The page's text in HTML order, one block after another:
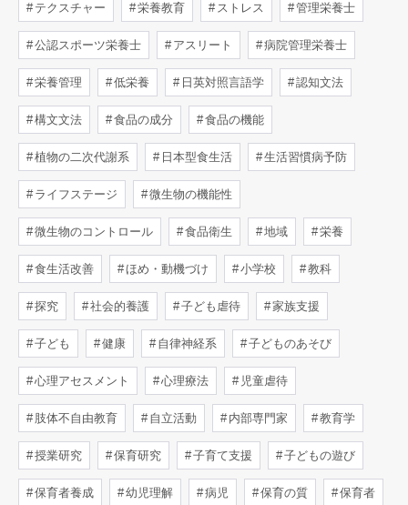
テクスチャー 栄養教育 ストレス 管理栄養士
公認スポーツ栄養士 アスリート 病院管理栄養士
栄養管理 低栄養 日英対照言語学 認知文法
構文文法 食品の成分 食品の機能
植物の二次代謝系 日本型食生活 生活習慣病予防
ライフステージ 微生物の機能性
微生物のコントロール 食品衛生 地域 栄養
食生活改善 ほめ・動機づけ 小学校 教科
探究 社会的養護 子ども虐待 家族支援
子ども 健康 自律神経系 子どものあそび
心理アセスメント 心理療法 児童虐待
肢体不自由教育 自立活動 内部専門家 教育学
授業研究 保育研究 子育て支援 子どもの遊び
保育者養成 幼児理解 病児 保育の質 保育者